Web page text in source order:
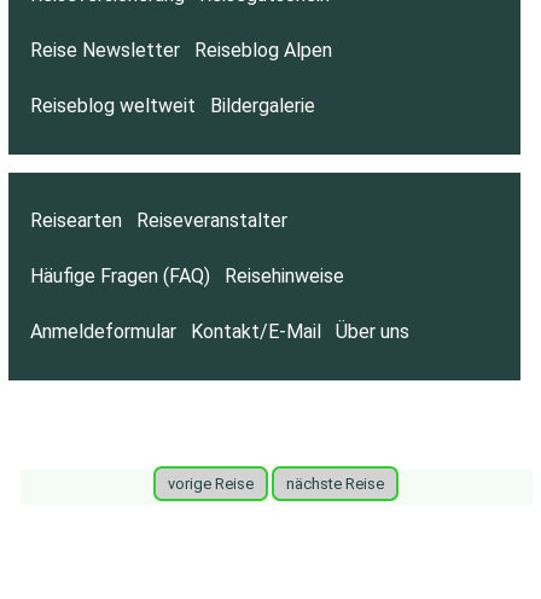
Reise Newsletter Reiseblog Alpen
Reiseblog weltweit Bildergalerie
Reisearten Reiseveranstalter
Häufige Fragen (FAQ) Reisehinweise
Anmeldeformular Kontakt/E-Mail Über uns
vorige Reise nächste Reise